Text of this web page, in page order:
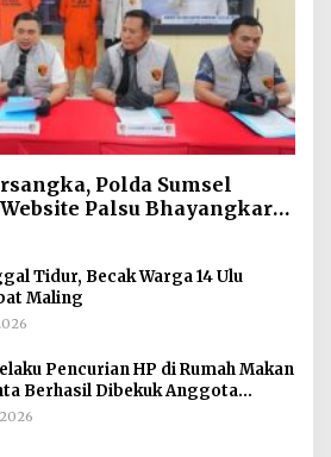
Polda Sumsel
Palsu Bhayangkara
Tidur, Becak Warga 14 Ulu
Maling
Pencurian HP di Rumah Makan
Berhasil Dibekuk Anggota
SU II Palembang !!